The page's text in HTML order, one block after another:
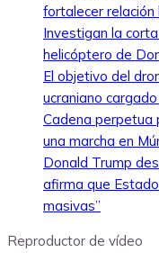
fortalecer relación
Investigan la
helicóptero de
El objetivo del
ucraniano
Cadena perpetua
una marcha en
Donald Trump
afirma que
masivas”
Reproductor de vídeo